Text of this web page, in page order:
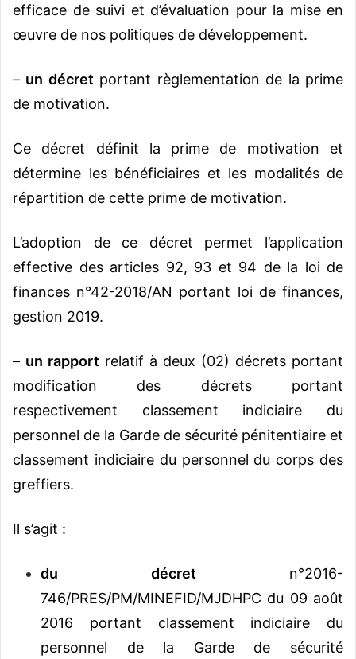
efficace de suivi et d’évaluation pour la mise en
œuvre de nos politiques de développement.
– un décret portant règlementation de la prime
de motivation.
Ce décret définit la prime de motivation et
détermine les bénéficiaires et les modalités de
répartition de cette prime de motivation.
L’adoption de ce décret permet l’application
effective des articles 92, 93 et 94 de la loi de
finances n°42-2018/AN portant loi de finances,
gestion 2019.
– un rapport relatif à deux (02) décrets portant
modification des décrets portant
respectivement classement indiciaire du
personnel de la Garde de sécurité pénitentiaire et
classement indiciaire du personnel du corps des
greffiers.
Il s’agit :
du décret n°2016-
746/PRES/PM/MINEFID/MJDHPC du 09 août
2016 portant classement indiciaire du
personnel de la Garde de sécurité